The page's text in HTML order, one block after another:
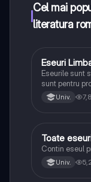
Cel mai
literatura
Limba și
Eseuri
Eseurile sunt
sunt pentru
lipsesc
Univ.
Limba și
Toate
Contin eseul
Univ.